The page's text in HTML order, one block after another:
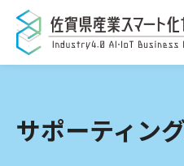
サポーティン